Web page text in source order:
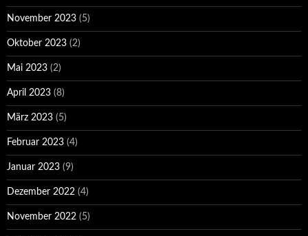
November 2023 (5)
Oktober 2023 (2)
Mai 2023 (2)
April 2023 (8)
März 2023 (5)
Februar 2023 (4)
Januar 2023 (9)
Dezember 2022 (4)
November 2022 (5)